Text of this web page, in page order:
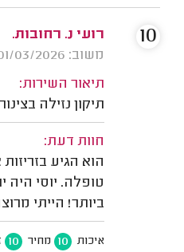
רועי נ. רחובות.
משוב: 01/03/2026
תיאור השירות:
תיקון נזילה
חוות דעת:
טופלה. יוסי היה
ביותר! הייתי
איכות 10 מחיר 10
10